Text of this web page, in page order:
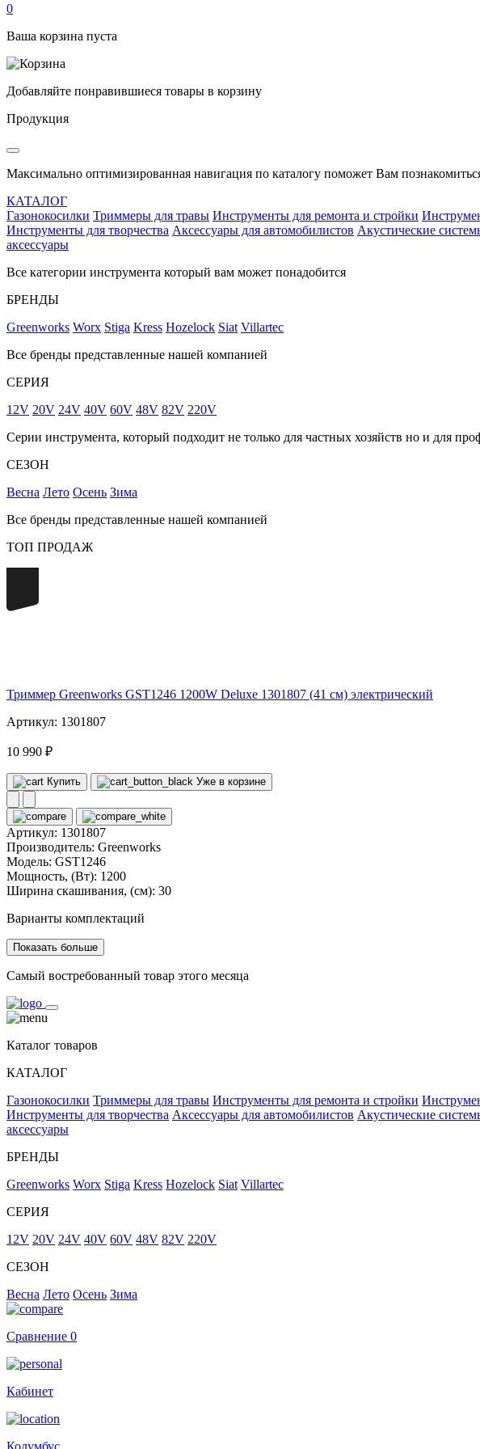
0
Ваша корзина пуста
Добавляйте понравившиеся товары в корзину
Продукция
Максимально оптимизированная навигация по каталогу поможет Вам
КАТАЛОГ
Газонокосилки Триммеры для травы Инструменты для ремонта и стройки
Инструменты для творчества Аксессуары для автомобилистов Акустические
аксессуары
Все категории инструмента который вам может понадобится
БРЕНДЫ
Greenworks Worx Stiga Kress Hozelock Siat Villartec
Все бренды представленные нашей компанией
СЕРИЯ
12V 20V 24V 40V 60V 48V 82V 220V
Серии инструмента, который подходит не только для частных хозяйств но и для
СЕЗОН
Весна Лето Осень Зима
Все бренды представленные нашей компанией
ТОП ПРОДАЖ
Триммер Greenworks GST1246 1200W Deluxe 1301807 (41 см) электрический
Артикул: 1301807
10 990 ₽
Купить Уже в корзине
Артикул: 1301807
Производитель: Greenworks
Модель: GST1246
Мощность, (Вт): 1200
Ширина скашивания, (см): 30
Варианты комплектаций
Показать больше
Самый востребованный товар этого месяца
Каталог товаров
КАТАЛОГ
Газонокосилки Триммеры для травы Инструменты для ремонта и стройки
Инструменты для творчества Аксессуары для автомобилистов Акустические
аксессуары
БРЕНДЫ
Greenworks Worx Stiga Kress Hozelock Siat Villartec
СЕРИЯ
12V 20V 24V 40V 60V 48V 82V 220V
СЕЗОН
Весна Лето Осень Зима
Сравнение 0
Кабинет
Колумбус